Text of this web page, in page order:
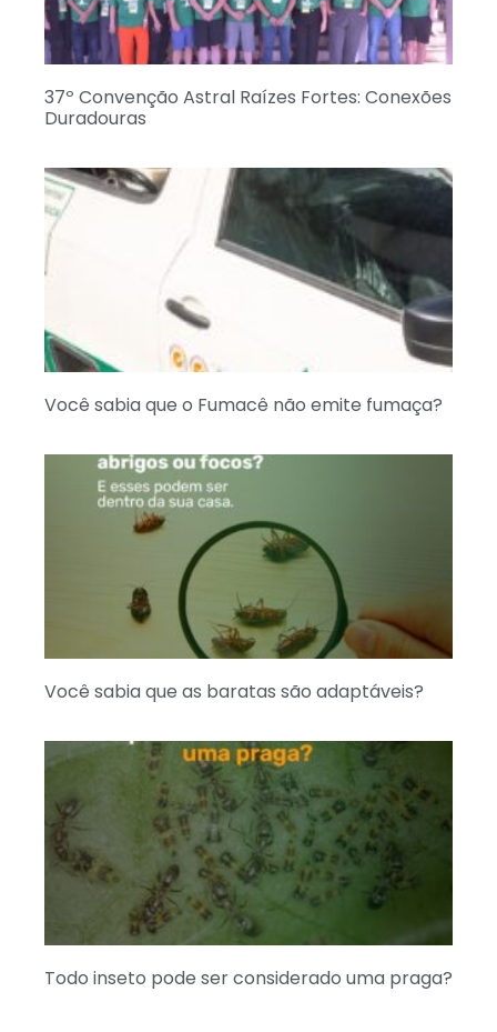
37º Convenção Astral Raízes Fortes: Conexões
Duradouras
Você sabia que o Fumacê não emite fumaça?
Você sabia que as baratas são adaptáveis?
Todo inseto pode ser considerado uma praga?